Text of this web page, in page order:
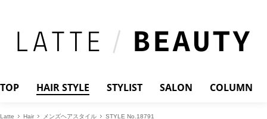
TOP HAIR STYLE STYLIST SALON COLUMN
Latte Hair メンズヘアスタイル STYLE No.18791